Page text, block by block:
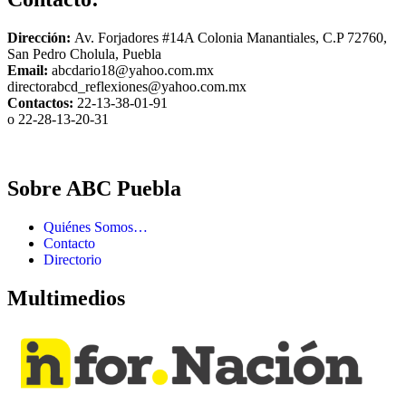
Dirección: Av. Forjadores #14A Colonia Manantiales, C.P 72760,
San Pedro Cholula, Puebla
Email: abcdario18@yahoo.com.mx
directorabcd_reflexiones@yahoo.com.mx
Contactos: 22-13-38-01-91
o 22-28-13-20-31
Sobre ABC Puebla
Quiénes Somos…
Contacto
Directorio
Multimedios